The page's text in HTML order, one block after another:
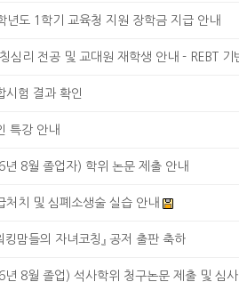
년도 1학기 교육청 지원 장학금 지급 안내
심리 전공 및 교대원 재학생 안내 - REBT 기
시험 결과 확인
특강 안내
8월 졸업자) 학위 논문 제출 안내
처치 및 심폐소생술 실습 안내
킹맘들의 자녀코칭』 공저 출판 축하
8월 졸업) 석사학위 청구논문 제출 및 심사